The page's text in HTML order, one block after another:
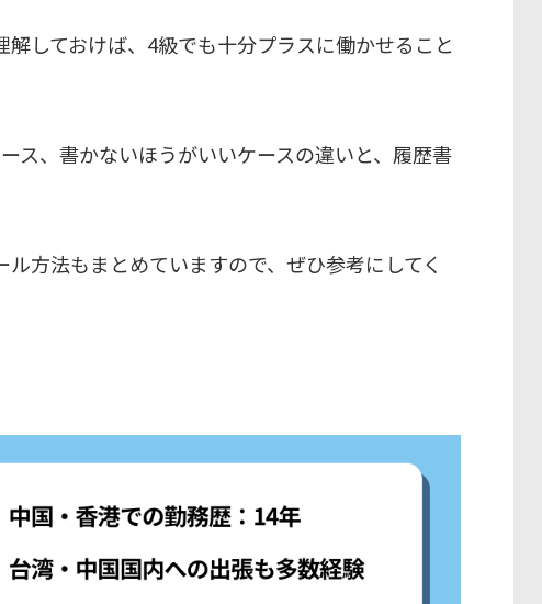
しておけば、4級でも十分プラスに働かせること
ス、書かないほうがいいケースの違いと、履歴書
方法もまとめていますので、ぜひ参考にしてく